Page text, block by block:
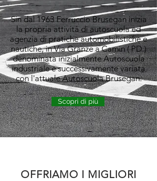
Sin dal 1963 Ferruccio Brusegan inizia
la propria attività di autoscuola ed
agenzia di pratiche automobilistiche e
nautiche, in Via Granze a Camin ( PD )
denominata inizialmente Autoscuola
industriale e successivamente variata
con l'attualeAutoscuola Brusegan.
Scopri di più
OFFRIAMO I MIGLIORI